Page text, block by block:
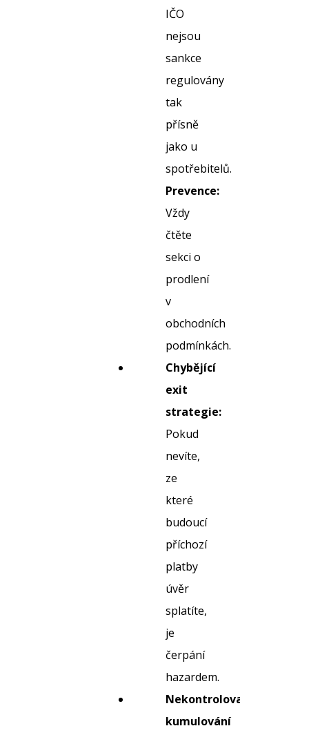
IČO
nejsou
sankce
regulovány
tak
přísně
jako u
spotřebitelů.
Prevence:
Vždy
čtěte
sekci o
prodlení
v
obchodních
podmínkách.
Chybějící
exit
strategie:
Pokud
nevíte,
ze
které
budoucí
příchozí
platby
úvěr
splatíte,
je
čerpání
hazardem.
Nekontrolované
kumulování